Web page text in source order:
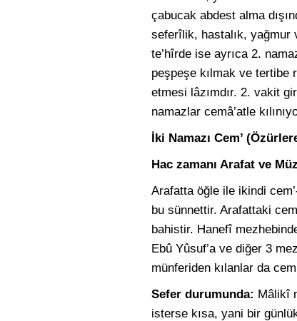
çabucak abdest alma
seferîlik, hastalık, yağmur
te’hîrde ise ayrıca 2.
peşpeşe kılmak ve tertibe
etmesi lâzımdır. 2. vakit
namazlar cemâ’atle
İki Namazı Cem’
Hac zamanı Arafat ve
Arafatta öğle ile ikindi
bu sünnettir. Arafattaki
bahistir. Hanefî
Ebû Yûsuf’a ve diğer 3
münferiden kılanlar da
Sefer durumunda: Mâlikî
isterse kısa, yani bir